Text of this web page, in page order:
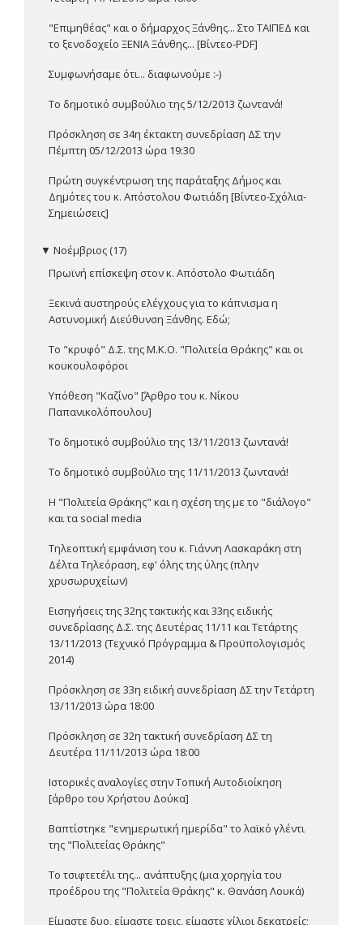
"Επιμηθέας" και ο δήμαρχος Ξάνθης... Στο ΤΑΙΠΕΔ και
το ξενοδοχείο ΞΕΝΙΑ Ξάνθης... [Βίντεο-PDF]
Συμφωνήσαμε ότι... διαφωνούμε :-)
Το δημοτικό συμβούλιο της 5/12/2013 ζωντανά!
Πρόσκληση σε 34η έκτακτη συνεδρίαση ΔΣ την
Πέμπτη 05/12/2013 ώρα 19:30
Πρώτη συγκέντρωση της παράταξης Δήμος και
Δημότες του κ. Απόστολου Φωτιάδη [Βίντεο-Σχόλια-
Σημειώσεις]
▼ Νοέμβριος (17)
Πρωϊνή επίσκεψη στον κ. Απόστολο Φωτιάδη
Ξεκινά αυστηρούς ελέγχους για το κάπνισμα η
Αστυνομική Διεύθυνση Ξάνθης. Εδώ;
Το "κρυφό" Δ.Σ. της Μ.Κ.Ο. "Πολιτεία Θράκης" και οι
κουκουλοφόροι
Υπόθεση "Καζίνο" [Άρθρο του κ. Νίκου
Παπανικολόπουλου]
Το δημοτικό συμβούλιο της 13/11/2013 ζωντανά!
Το δημοτικό συμβούλιο της 11/11/2013 ζωντανά!
Η "Πολιτεία Θράκης" και η σχέση της με το "διάλογο"
και τα social media
Τηλεοπτική εμφάνιση του κ. Γιάννη Λασκαράκη στη
Δέλτα Τηλεόραση, εφ' όλης της ύλης (πλην
χρυσωρυχείων)
Εισηγήσεις της 32ης τακτικής και 33ης ειδικής
συνεδρίασης Δ.Σ. της Δευτέρας 11/11 και Τετάρτης
13/11/2013 (Τεχνικό Πρόγραμμα & Προϋπολογισμός
2014)
Πρόσκληση σε 33η ειδική συνεδρίαση ΔΣ την Τετάρτη
13/11/2013 ώρα 18:00
Πρόσκληση σε 32η τακτική συνεδρίαση ΔΣ τη
Δευτέρα 11/11/2013 ώρα 18:00
Ιστορικές αναλογίες στην Τοπική Αυτοδιοίκηση
[άρθρο του Χρήστου Δούκα]
Βαπτίστηκε "ενημερωτική ημερίδα" το λαϊκό γλέντι
της "Πολιτείας Θράκης"
Το τσιφτετέλι της... ανάπτυξης (μια χορηγία του
προέδρου της "Πολιτεία Θράκης" κ. Θανάση Λουκά)
Είμαστε δυο, είμαστε τρεις, είμαστε χίλιοι δεκατρείς;